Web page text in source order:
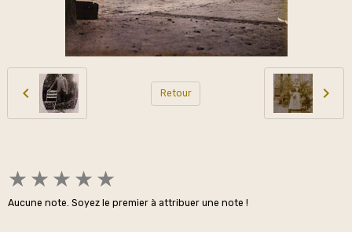
Retour
★ ★ ★ ★ ★
Aucune note. Soyez le premier à attribuer une note !